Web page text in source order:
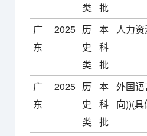
类
批
广
东
2025 历
史
类
本
科
批
人力
广
东
2025 历
史
类
本
科
批
外国
向))(